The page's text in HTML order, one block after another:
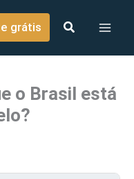
grátis
o Brasil está